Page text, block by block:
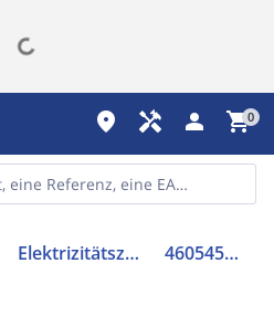
place handyman person shopping_cart0
Elektrizitätszähler 460545PRO